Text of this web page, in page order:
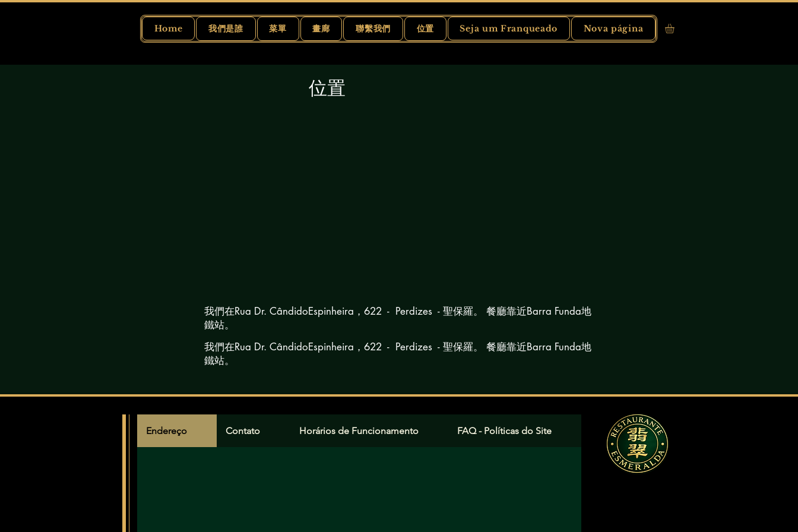
Home 我們是誰 菜單 畫廊 聯繫我們 位置 Seja um Franqueado Nova página
位置
我們在Rua Dr. CândidoEspinheira，622 - Perdizes - 聖保羅。 餐廳靠近Barra Funda地
鐵站。
我們在Rua Dr. CândidoEspinheira，622 - Perdizes - 聖保羅。 餐廳靠近Barra Funda地
鐵站。
Endereço Contato Horários de Funcionamento FAQ - Políticas do Site